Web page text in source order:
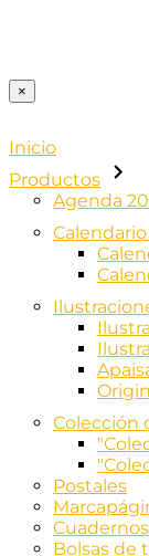
×
Inicio
Productos
Agenda
Colección
Postales
Cuadernos
Bolsas de